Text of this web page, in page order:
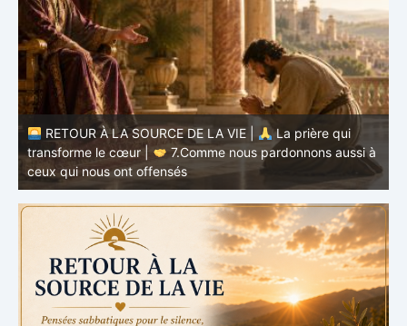
RETOUR À LA SOURCE DE LA VIE |
La prière qui
transforme le cœur |
7.Comme nous pardonnons aussi à
ceux qui nous ont offensés